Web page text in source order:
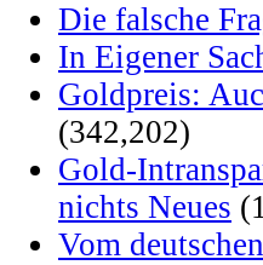
Die falsche
In Eigener
Goldpreis:
(342,202)
Gold-
nichts Neues
Vom